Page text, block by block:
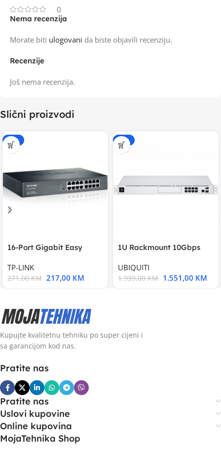
0
Recenzije
Još nema recenzija.
Nema recenzija
Morate biti ulogovani da biste objavili recenziju.
Slični proizvodi
-20%
16-Port Gigabit Easy
TP-LINK
271,00KM 217,00 KM
-20%
1U Rackmount 10Gbps
UBIQUITI
1.939,00KM 1.551,00 KM
Kupujte kvalitetnu tehniku po super cijeni i
sa garancijom kod nas.
Pratite nas
Pratite nas
Uslovi kupovine
Online kupovina
MojaTehnika Shop